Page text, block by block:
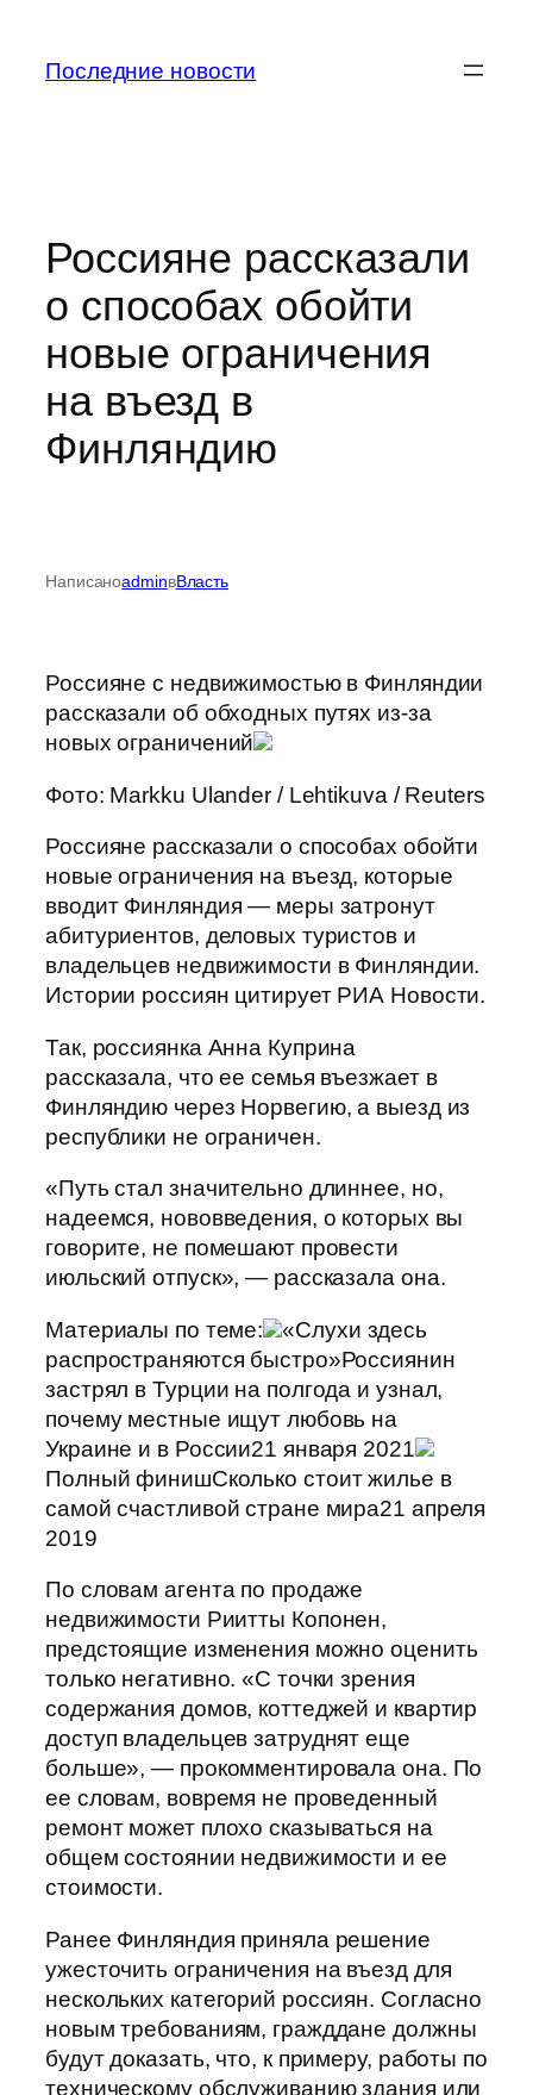
содержимому
Последние новости
Россияне рассказали
о способах обойти
новые ограничения
на въезд в
Финляндию
НаписаноadminвВласть
Россияне с недвижимостью в Финляндии
рассказали об обходных путях из-за
новых ограничений
Фото: Markku Ulander / Lehtikuva / Reuters
Россияне рассказали о способах обойти
новые ограничения на въезд, которые
вводит Финляндия — меры затронут
абитуриентов, деловых туристов и
владельцев недвижимости в Финляндии.
Истории россиян цитирует РИА Новости.
Так, россиянка Анна Куприна
рассказала, что ее семья въезжает в
Финляндию через Норвегию, а выезд из
республики не ограничен.
«Путь стал значительно длиннее, но,
надеемся, нововведения, о которых вы
говорите, не помешают провести
июльский отпуск», — рассказала она.
Материалы по теме:
«Слухи здесь
распространяются быстро»Россиянин
застрял в Турции на полгода и узнал,
почему местные ищут любовь на
Украине и в России21 января 2021
Полный финишСколько стоит жилье в
самой счастливой стране мира21 апреля
2019
По словам агента по продаже
недвижимости Риитты Копонен,
предстоящие изменения можно оценить
только негативно. «С точки зрения
содержания домов, коттеджей и квартир
доступ владельцев затруднят еще
больше», — прокомментировала она. По
ее словам, вовремя не проведенный
ремонт может плохо сказываться на
общем состоянии недвижимости и ее
стоимости.
Ранее Финляндия приняла решение
ужесточить ограничения на въезд для
нескольких категорий россиян. Согласно
новым требованиям, гражддане должны
будут доказать, что, к примеру, работы по
техническому обслуживанию здания или